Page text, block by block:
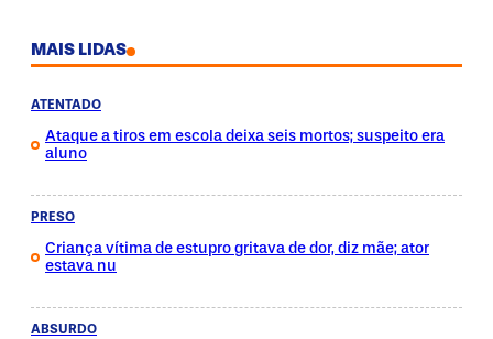
MAIS LIDAS
ATENTADO
Ataque a tiros em escola deixa seis mortos; suspeito era
aluno
PRESO
Criança vítima de estupro gritava de dor, diz mãe; ator
estava nu
ABSURDO